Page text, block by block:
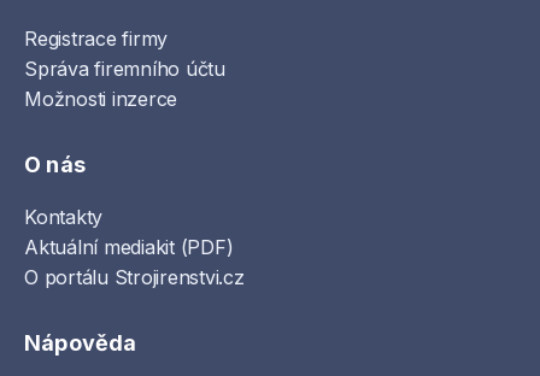
Registrace firmy
Správa firemního účtu
Možnosti inzerce
O nás
Kontakty
Aktuální mediakit (PDF)
O portálu Strojirenstvi.cz
Nápověda